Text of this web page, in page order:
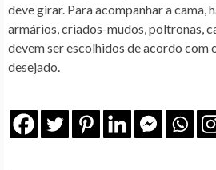
deve girar. Para acompanhar a cama,
armários, criados-mudos, poltronas,
devem ser escolhidos de acordo com
desejado.